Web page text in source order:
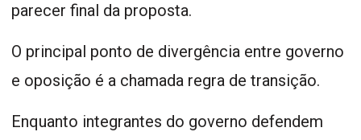
parecer final da proposta.
O principal ponto de divergência entre governo
e oposição é a chamada regra de transição.
Enquanto integrantes do governo defendem